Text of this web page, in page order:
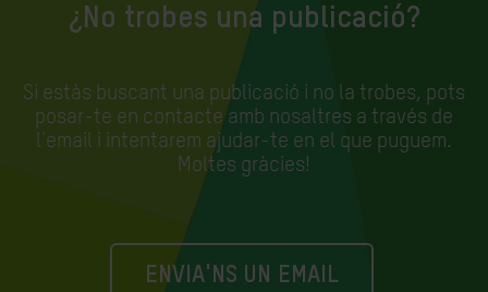
¿No trobes una publicació?
Si estàs buscant una publicació i no la trobes, pots
posar-te en contacte amb nosaltres a través de
l'email i intentarem ajudar-te en el que puguem.
Moltes gràcies!
ENVIA'NS UN EMAIL